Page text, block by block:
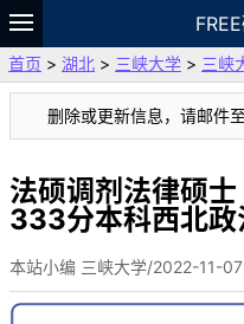
题库
故事 专题
VIP
资料
首页 > 湖北 > 三峡大学 > 三峡
删除或更新信息，请邮件
法硕调剂法律硕
333分本科西北政
本站小编 三峡大学/2022-11-07